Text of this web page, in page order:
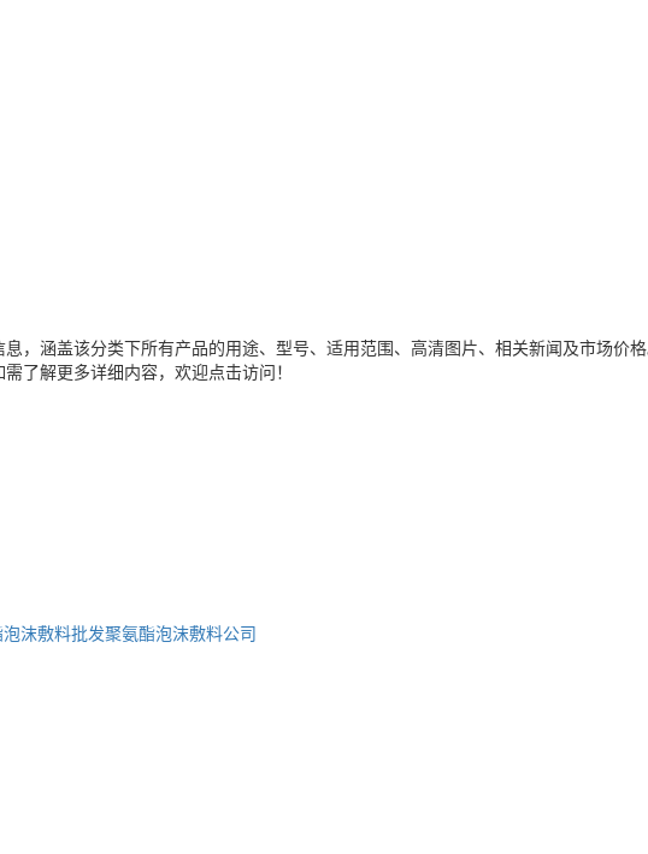
息，涵盖该分类下所有产品的用途、型号、适用范围、高清图片、相关新闻及市场价
了解更多详细内容，欢迎点击访问！
沫敷料批发聚氨酯泡沫敷料公司